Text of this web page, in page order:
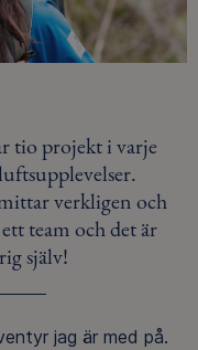
tio projekt i varje
verkligen och
team och det är
själv!
jag är med på.